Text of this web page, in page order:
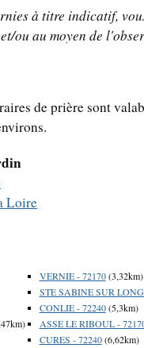
à titre indicatif,
ou au moyen de
de prière sont
Loire
VERNIE - 72170(3,32km)
STE SABINE SUR
CONLIE - 72240(5,3km)
ASSE LE RIBOUL -
CURES - 72240(6,62km)